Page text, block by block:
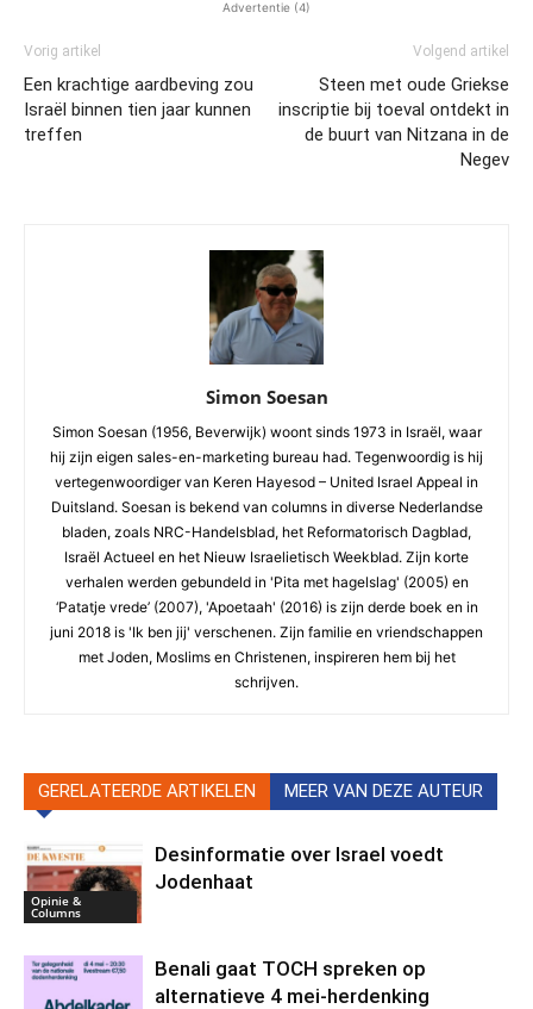
Advertentie (4)
Vorig artikel
Een krachtige aardbeving zou
Israël binnen tien jaar kunnen
treffen
Volgend artikel
Steen met oude Griekse
inscriptie bij toeval ontdekt in
de buurt van Nitzana in de
Negev
Simon Soesan
Simon Soesan (1956, Beverwijk) woont sinds 1973 in Israël, waar
hij zijn eigen sales-en-marketing bureau had. Tegenwoordig is hij
vertegenwoordiger van Keren Hayesod – United Israel Appeal in
Duitsland. Soesan is bekend van columns in diverse Nederlandse
bladen, zoals NRC-Handelsblad, het Reformatorisch Dagblad,
Israël Actueel en het Nieuw Israelietisch Weekblad. Zijn korte
verhalen werden gebundeld in 'Pita met hagelslag' (2005) en
‘Patatje vrede’ (2007), 'Apoetaah' (2016) is zijn derde boek en in
juni 2018 is 'Ik ben jij' verschenen. Zijn familie en vriendschappen
met Joden, Moslims en Christenen, inspireren hem bij het
schrijven.
GERELATEERDE ARTIKELEN MEER VAN DEZE AUTEUR
Opinie &
Columns
Desinformatie over Israel voedt
Jodenhaat
Benali gaat TOCH spreken op
alternatieve 4 mei-herdenking